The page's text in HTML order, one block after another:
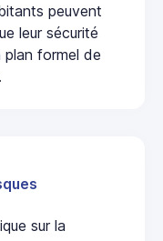
peuvent
leur sécurité
plan formel de
sur la